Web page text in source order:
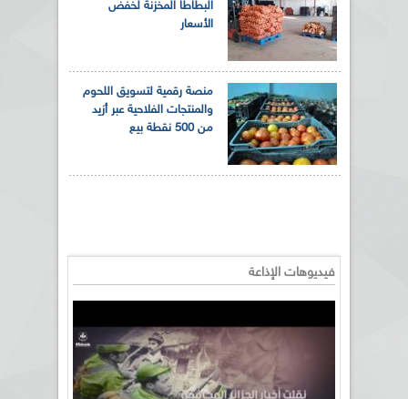
البطاطا المخزنة لخفض
الأسعار
منصة رقمية لتسويق اللحوم
والمنتجات الفلاحية عبر أزيد
من 500 نقطة بيع
فيديوهات الإذاعة